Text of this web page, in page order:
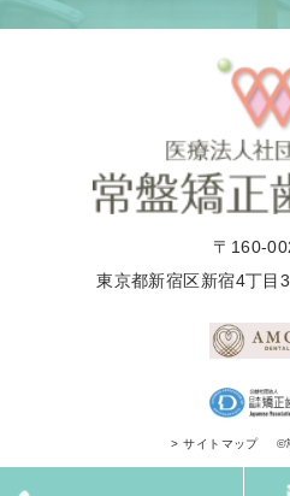
〒160-
東京都新宿区新宿4丁
> サイトマップ ©